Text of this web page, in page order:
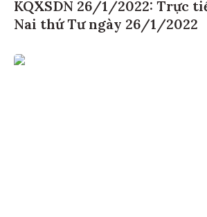
KQXSDN 26/1/2022: Trực
Nai thứ Tư ngày 26/1/2022